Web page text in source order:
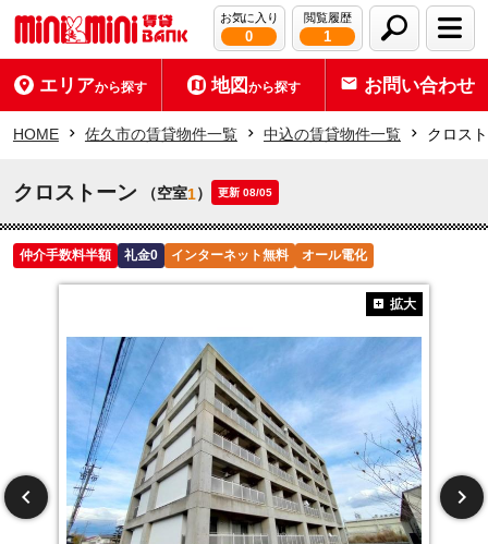
お気に入り
0
閲覧履歴
1
エリアから探す 地図から探す お問い合わせ
HOME 佐久市の賃貸物件一覧 中込の賃貸物件一覧 クロス
クロストーン （空室1） 更新 08/05
仲介手数料半額 礼金0 インターネット無料 オール電化
拡大